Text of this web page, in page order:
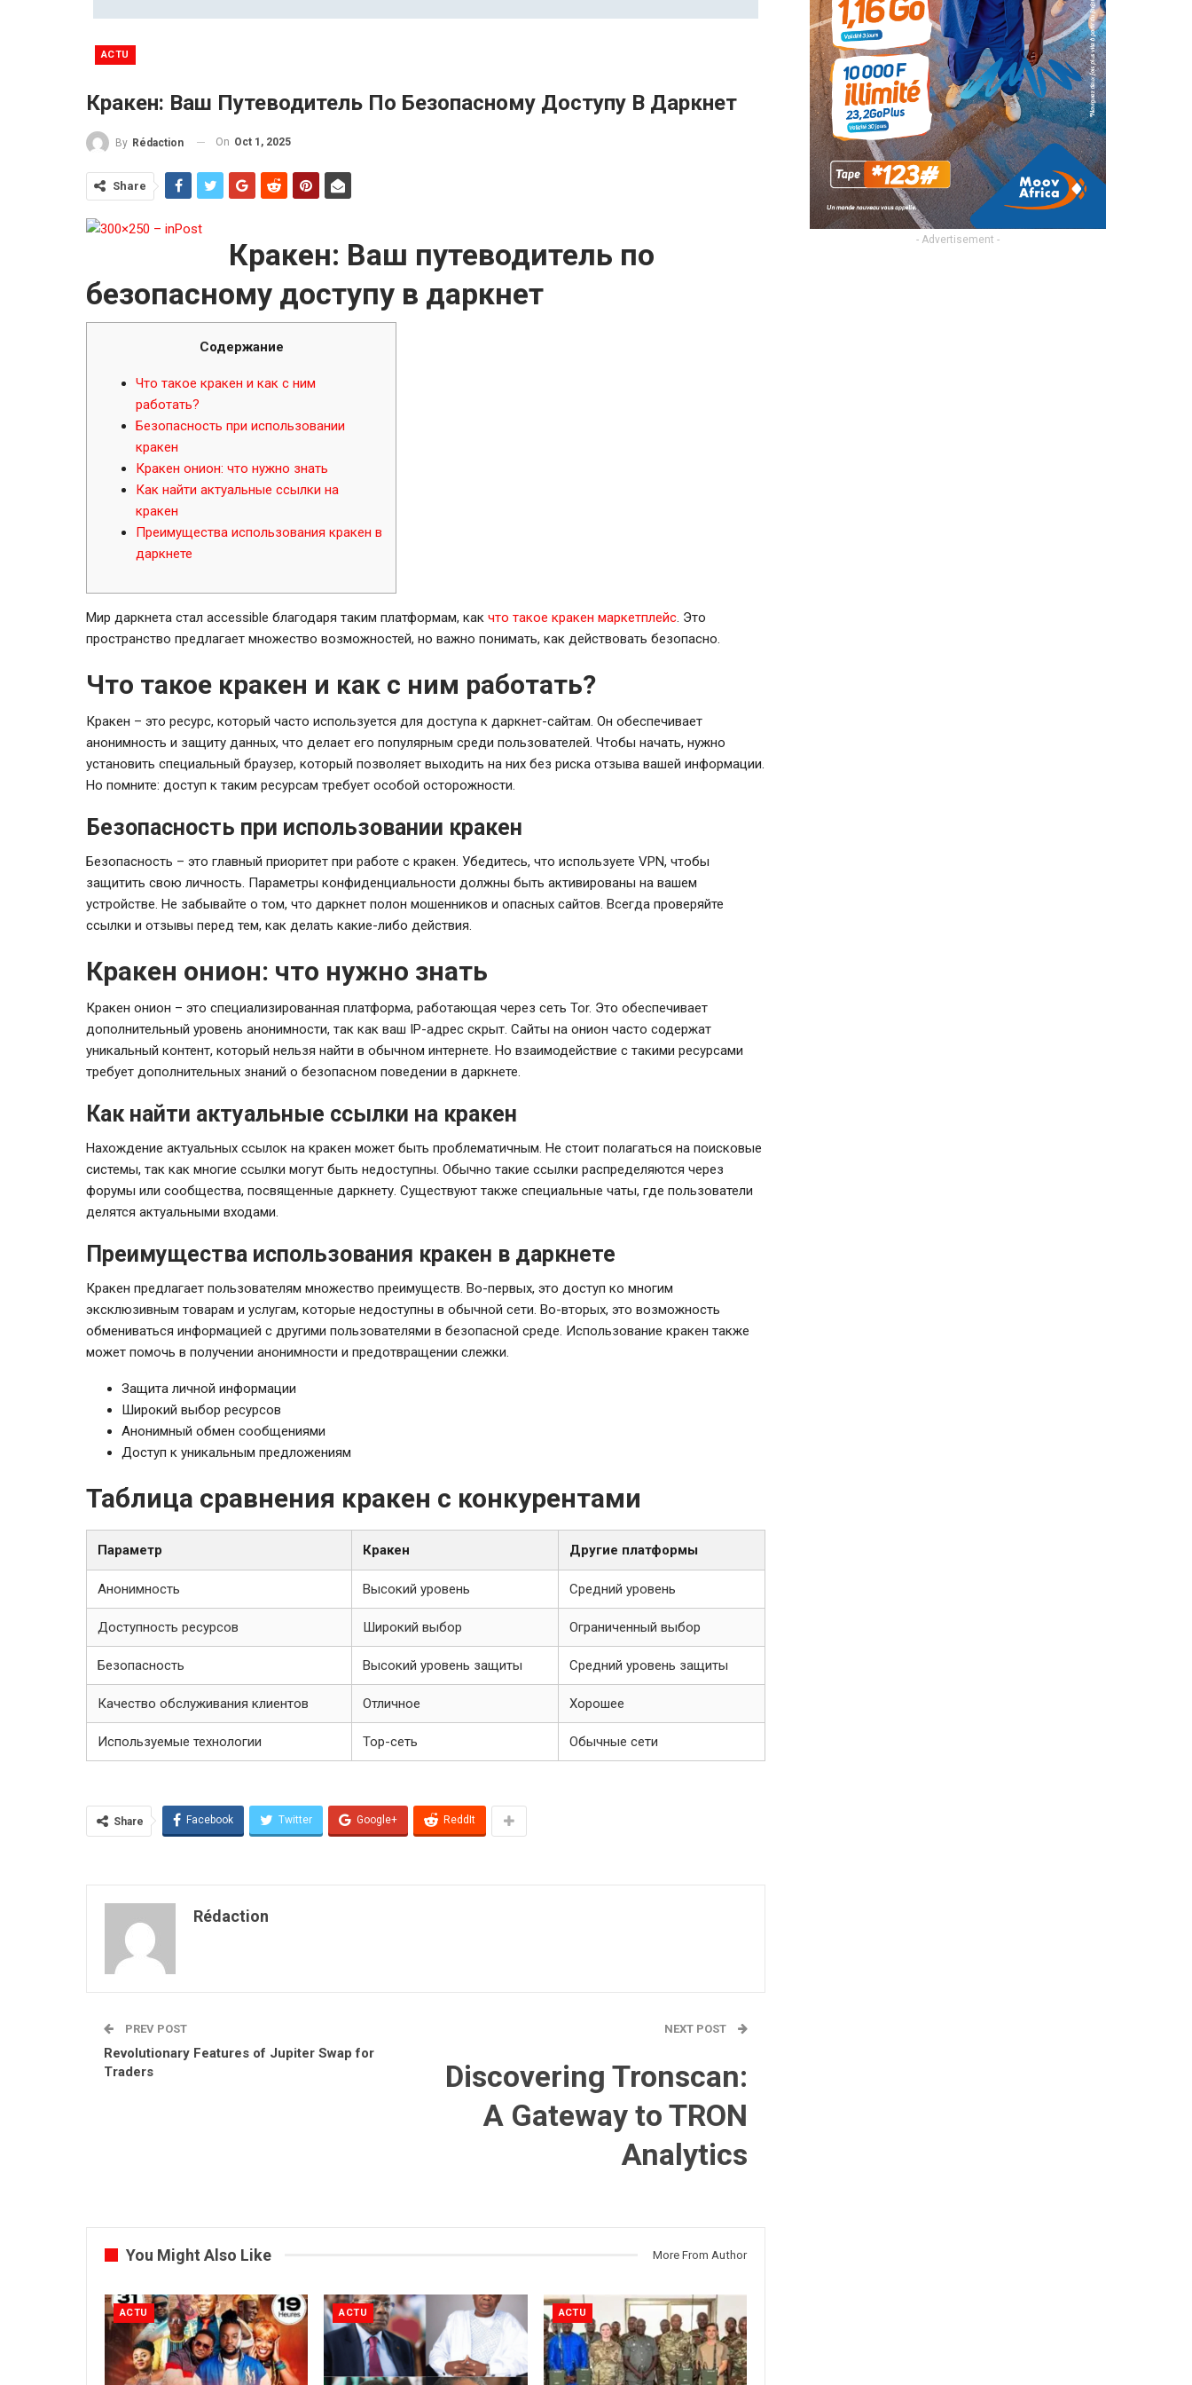
ACTU
Кракен: Ваш Путеводитель По Безопасному Доступу В Даркнет
By Rédaction On Oct 1, 2025
Share
Кракен: Ваш путеводитель по
безопасному доступу в даркнет
Содержание
Что такое кракен и как с ним
работать?
Безопасность при использовании
кракен
Кракен онион: что нужно знать
Как найти актуальные ссылки на
кракен
Преимущества использования кракен в
даркнете
Мир даркнета стал accessible благодаря таким платформам, как что такое кракен маркетплейс. Это
пространство предлагает множество возможностей, но важно понимать, как действовать безопасно.
Что такое кракен и как с ним работать?
Кракен – это ресурс, который часто используется для доступа к даркнет-сайтам. Он обеспечивает
анонимность и защиту данных, что делает его популярным среди пользователей. Чтобы начать, нужно
установить специальный браузер, который позволяет выходить на них без риска отзыва вашей информации.
Но помните: доступ к таким ресурсам требует особой осторожности.
Безопасность при использовании кракен
Безопасность – это главный приоритет при работе с кракен. Убедитесь, что используете VPN, чтобы
защитить свою личность. Параметры конфиденциальности должны быть активированы на вашем
устройстве. Не забывайте о том, что даркнет полон мошенников и опасных сайтов. Всегда проверяйте
ссылки и отзывы перед тем, как делать какие-либо действия.
Кракен онион: что нужно знать
Кракен онион – это специализированная платформа, работающая через сеть Tor. Это обеспечивает
дополнительный уровень анонимности, так как ваш IP-адрес скрыт. Сайты на онион часто содержат
уникальный контент, который нельзя найти в обычном интернете. Но взаимодействие с такими ресурсами
требует дополнительных знаний о безопасном поведении в даркнете.
Как найти актуальные ссылки на кракен
Нахождение актуальных ссылок на кракен может быть проблематичным. Не стоит полагаться на поисковые
системы, так как многие ссылки могут быть недоступны. Обычно такие ссылки распределяются через
форумы или сообщества, посвященные даркнету. Существуют также специальные чаты, где пользователи
делятся актуальными входами.
Преимущества использования кракен в даркнете
Кракен предлагает пользователям множество преимуществ. Во-первых, это доступ ко многим
эксклюзивным товарам и услугам, которые недоступны в обычной сети. Во-вторых, это возможность
обмениваться информацией с другими пользователями в безопасной среде. Использование кракен также
может помочь в получении анонимности и предотвращении слежки.
Защита личной информации
Широкий выбор ресурсов
Анонимный обмен сообщениями
Доступ к уникальным предложениям
Таблица сравнения кракен с конкурентами
Параметр Кракен Другие платформы
Анонимность Высокий уровень Средний уровень
Доступность ресурсов Широкий выбор Ограниченный выбор
Безопасность Высокий уровень защиты Средний уровень защиты
Качество обслуживания клиентов Отличное Хорошее
Используемые технологии Тор-сеть Обычные сети
Share Facebook Twitter Google+ ReddIt
Rédaction
PREV POST
Revolutionary Features of Jupiter Swap for
Traders
NEXT POST
Discovering Tronscan:
A Gateway to TRON
Analytics
You Might Also Like More From Author
ACTU ACTU ACTU
- Advertisement -